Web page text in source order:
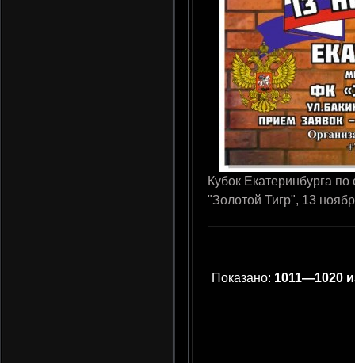
Кубок Екатеринбурга
"Золотой Тигр", 13
Показано: 1011—1020